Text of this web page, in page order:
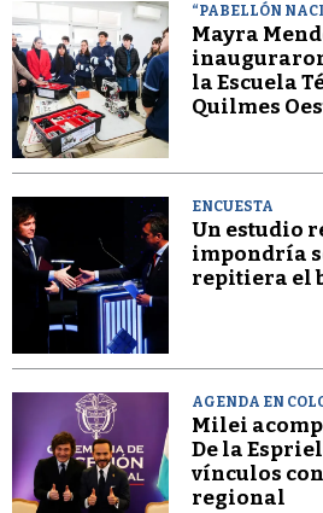
“PABELLÓN
Mayra
la Escuela
Quilmes
ENCUESTA
Un estudio
impondría
repitiera el
AGENDA EN
Milei
De la
vínculos
regional